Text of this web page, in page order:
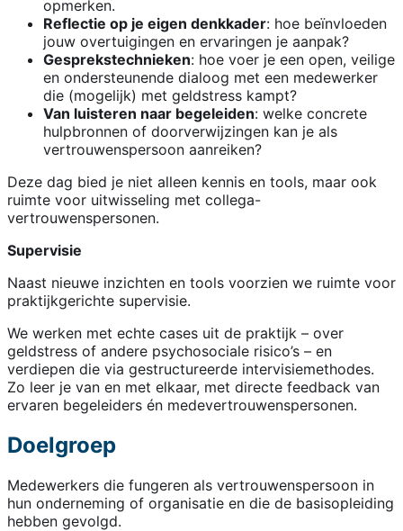
opmerken.
Reflectie op je eigen denkkader: hoe beïnvloeden
jouw overtuigingen en ervaringen je aanpak?
Gesprekstechnieken: hoe voer je een open, veilige
en ondersteunende dialoog met een medewerker
die (mogelijk) met geldstress kampt?
Van luisteren naar begeleiden: welke concrete
hulpbronnen of doorverwijzingen kan je als
vertrouwenspersoon aanreiken?
Deze dag bied je niet alleen kennis en tools, maar ook
ruimte voor uitwisseling met collega-
vertrouwenspersonen.
Supervisie
Naast nieuwe inzichten en tools voorzien we ruimte voor
praktijkgerichte supervisie.
We werken met echte cases uit de praktijk – over
geldstress of andere psychosociale risico’s – en
verdiepen die via gestructureerde intervisiemethodes.
Zo leer je van en met elkaar, met directe feedback van
ervaren begeleiders én medevertrouwenspersonen.
Doelgroep
Medewerkers die fungeren als vertrouwenspersoon in
hun onderneming of organisatie en die de basisopleiding
hebben gevolgd.